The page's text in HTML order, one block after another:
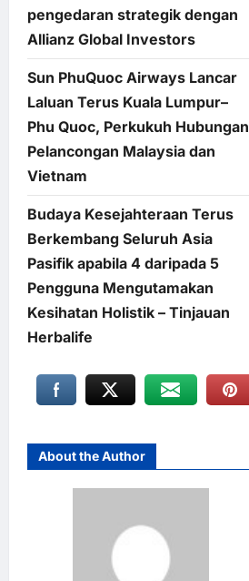
pengedaran strategik dengan
Allianz Global Investors
Sun PhuQuoc Airways Lancar
Laluan Terus Kuala Lumpur–
Phu Quoc, Perkukuh Hubungan
Pelancongan Malaysia dan
Vietnam
Budaya Kesejahteraan Terus
Berkembang Seluruh Asia
Pasifik apabila 4 daripada 5
Pengguna Mengutamakan
Kesihatan Holistik – Tinjauan
Herbalife
About the Author